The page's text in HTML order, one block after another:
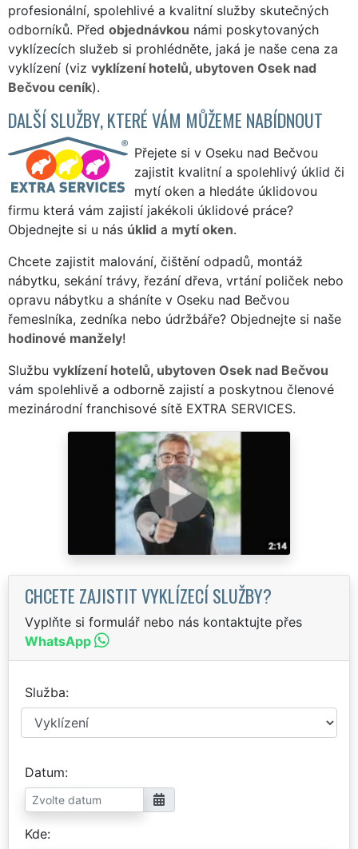
profesionální, spolehlivé a kvalitní služby skutečných
odborníků. Před objednávkou námi poskytovaných
vyklízecích služeb si prohlédněte, jaká je naše cena za
vyklízení (viz vyklízení hotelů, ubytoven Osek nad
Bečvou ceník).
DALŠÍ SLUŽBY, KTERÉ VÁM MŮŽEME NABÍDNOUT
Přejete si v Oseku nad Bečvou
zajistit kvalitní a spolehlivý úklid či
mytí oken a hledáte úklidovou
firmu která vám zajistí jakékoli úklidové práce?
Objednejte si u nás úklid a mytí oken.
Chcete zajistit malování, čištění odpadů, montáž
nábytku, sekání trávy, řezání dřeva, vrtání poliček nebo
opravu nábytku a sháníte v Oseku nad Bečvou
řemeslníka, zedníka nebo údržbáře? Objednejte si naše
hodinové manžely!
Službu vyklízení hotelů, ubytoven Osek nad Bečvou
vám spolehlivě a odborně zajistí a poskytnou členové
mezinárodní franchisové sítě EXTRA SERVICES.
CHCETE ZAJISTIT VYKLÍZECÍ SLUŽBY?
Vyplňte si formulář nebo nás kontaktujte přes
WhatsApp
Služba
Datum
Kde